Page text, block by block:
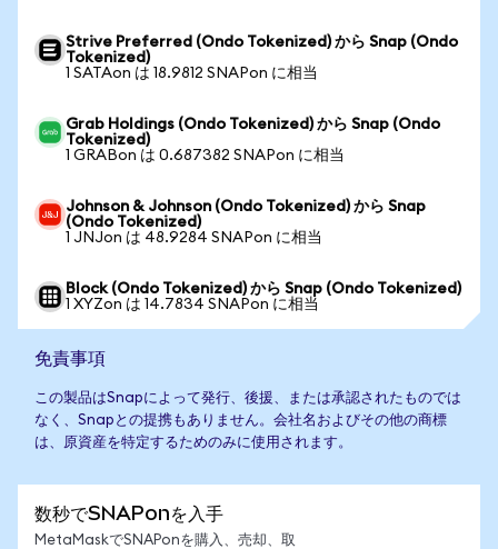
Strive Preferred (Ondo Tokenized) から Snap (Ondo
Tokenized)
1 SATAon は 18.9812 SNAPon に相当
Grab Holdings (Ondo Tokenized) から Snap (Ondo
Tokenized)
1 GRABon は 0.687382 SNAPon に相当
Johnson & Johnson (Ondo Tokenized) から Snap
(Ondo Tokenized)
1 JNJon は 48.9284 SNAPon に相当
Block (Ondo Tokenized) から Snap (Ondo Tokenized)
1 XYZon は 14.7834 SNAPon に相当
免責事項
この製品はSnapによって発行、後援、または承認されたものでは
なく、Snapとの提携もありません。会社名およびその他の商標
は、原資産を特定するためのみに使用されます。
数秒でSNAPonを入手
MetaMaskでSNAPonを購入、売却、取